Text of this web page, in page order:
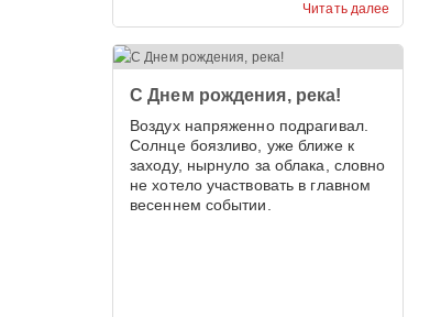
Читать далее
С Днем рождения, река!
Воздух напряженно подрагивал.
Солнце боязливо, уже ближе к
заходу, нырнуло за облака, словно
не хотело участвовать в главном
весеннем событии.